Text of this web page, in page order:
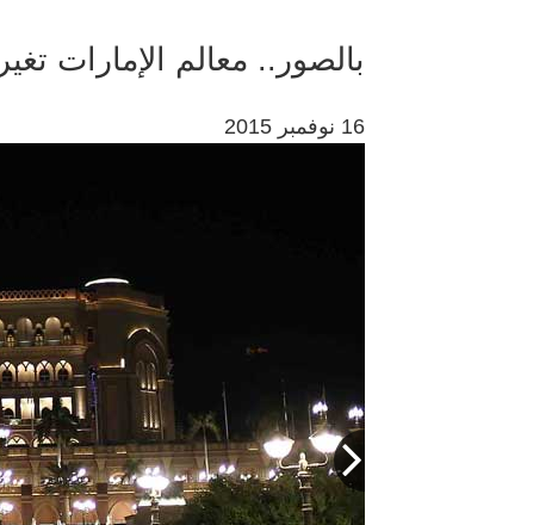
بالصور.. معالم الإمارات
16 نوفمبر 2015